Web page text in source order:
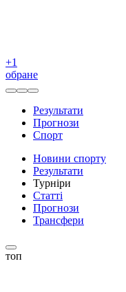
+1
обране
Результати
Прогнози
Спорт
Новини спорту
Результати
Турніри
Статті
Прогнози
Трансфери
топ